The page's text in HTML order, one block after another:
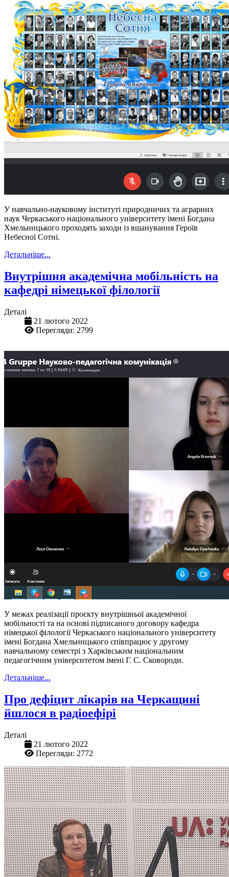
У навчально-науковому інституті природничих та аграрних
наук Черкаського національного університету імені Богдана
Хмельницького проходять заходи із вшанування Героїв
Небесної Сотні.
Детальніше...
Внутрішня академічна мобільність на
кафедрі німецької філології
Деталі
21 лютого 2022
Перегляди: 2799
У межах реалізації проєкту внутрішньої академічної
мобільності та на основі підписаного договору кафедра
німецької філології Черкаського національного університету
імені Богдана Хмельницького співпрацює у другому
навчальному семестрі з Харківським національним
педагогічним університетом імені Г. С. Сковороди.
Детальніше...
Про дефіцит лікарів на Черкащині
йшлося в радіоефірі
Деталі
21 лютого 2022
Перегляди: 2772